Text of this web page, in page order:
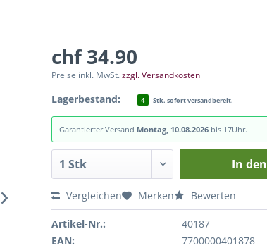
chf 34.90
Preise inkl. MwSt.zzgl. Versandkosten
Lagerbestand: 4 Stk. sofort versandbereit.
Garantierter Versand Montag, 10.08.2026 bis 17Uhr.
In den
Vergleichen Merken Bewerten
Artikel-Nr.:
40187
EAN:
7700000401878